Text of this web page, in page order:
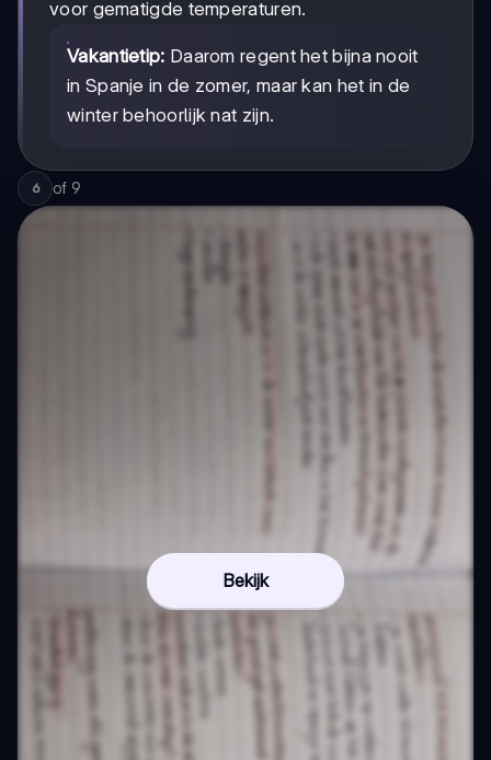
voor gematigde temperaturen.
Vakantietip: Daarom regent het bijna nooit
in Spanje in de zomer, maar kan het in de
winter behoorlijk nat zijn.
6 of 9
Bekijk